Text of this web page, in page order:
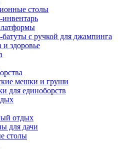
столы
с ручкой для джампинга
и здоровье
мешки и груши
для единоборств
отдых
для дачи
столы